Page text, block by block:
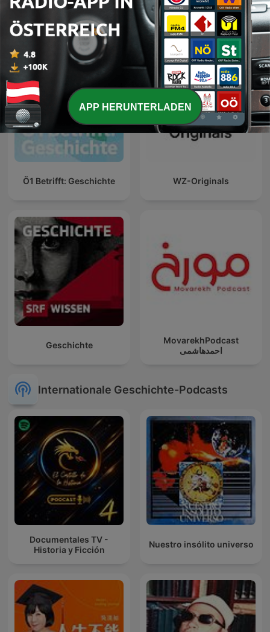
Raconte-moi Paris -
Histoire de Paris
Einschlafen mit
Geschichte
Ö1 Betrifft: Geschichte WZ-Originals
Geschichte
MovarekhPodcast
احمدهاشمی
Internationale Geschichte-Podcasts
Documentales TV -
Historia y Ficción
Nuestro insólito universo
APP HERUNTERLADEN